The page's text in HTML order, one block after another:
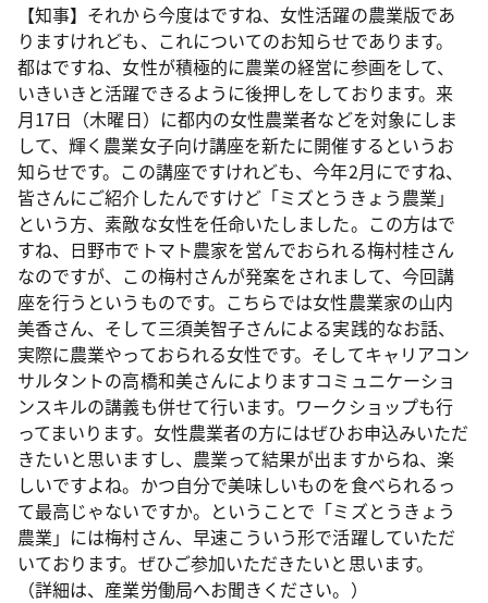
【知事】それから今度はですね、女性活躍の農業版であ
りますけれども、これについてのお知らせであります。
都はですね、女性が積極的に農業の経営に参画をして、
いきいきと活躍できるように後押しをしております。来
月17日（木曜日）に都内の女性農業者などを対象にしま
して、輝く農業女子向け講座を新たに開催するというお
知らせです。この講座ですけれども、今年2月にですね、
皆さんにご紹介したんですけど「ミズとうきょう農業」
という方、素敵な女性を任命いたしました。この方はで
すね、日野市でトマト農家を営んでおられる梅村桂さん
なのですが、この梅村さんが発案をされまして、今回講
座を行うというものです。こちらでは女性農業家の山内
美香さん、そして三須美智子さんによる実践的なお話、
実際に農業やっておられる女性です。そしてキャリアコン
サルタントの高橋和美さんによりますコミュニケーショ
ンスキルの講義も併せて行います。ワークショップも行
ってまいります。女性農業者の方にはぜひお申込みいただ
きたいと思いますし、農業って結果が出ますからね、楽
しいですよね。かつ自分で美味しいものを食べられるっ
て最高じゃないですか。ということで「ミズとうきょう
農業」には梅村さん、早速こういう形で活躍していただ
いております。ぜひご参加いただきたいと思います。
（詳細は、産業労働局へお聞きください。）